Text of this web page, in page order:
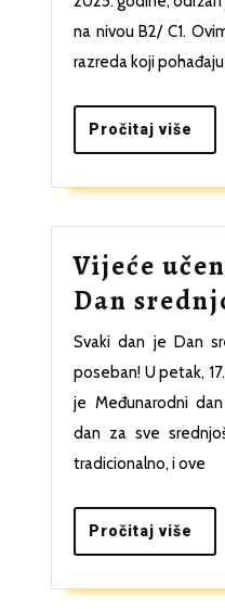
na nivou B2/ C1.
razreda koji
Pročitaj više
više
Vijeće
Dan
Svaki dan je Dan
poseban! U petak,
je Međunarodni
dan za sve
tradicionalno, i ove
Pročitaj više
više